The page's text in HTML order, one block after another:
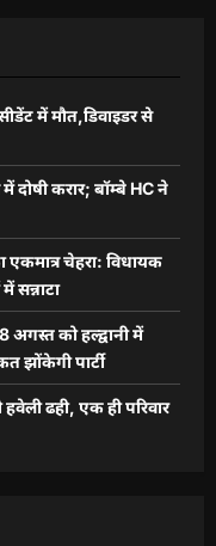
में मौत,डिवाइडर से
करार; बॉम्बे HC ने
चेहरा: विधायक
सन्नाटा
को हल्द्वानी में
झोंकेगी पार्टी
ढही, एक ही परिवार